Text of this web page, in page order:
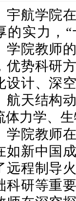
学院在
的实力，
学院教师
优势科研
设计、深
航天结构
体力学、
教师在
如新中国
远程制导
科研等重